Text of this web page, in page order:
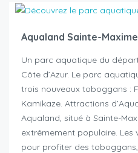
Aqualand Sainte-Maxime
Un parc aquatique du
Côte d’Azur. Le parc
trois nouveaux toboggans :
Kamikaze. Attractions
Aqualand, situé à Sainte-
extrêmement populaire.
pour profiter des